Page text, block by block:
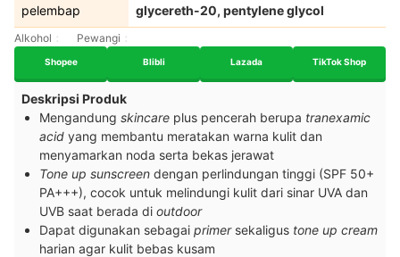
pelembap
glycereth-20, pentylene glycol
Alkohol Pewangi
Shopee Blibli Lazada TikTok Shop
Deskripsi Produk
Mengandung skincare plus pencerah berupa tranexamic
acid yang membantu meratakan warna kulit dan
menyamarkan noda serta bekas jerawat
Tone up sunscreen dengan perlindungan tinggi (SPF 50+
PA+++), cocok untuk melindungi kulit dari sinar UVA dan
UVB saat berada di outdoor
Dapat digunakan sebagai primer sekaligus tone up cream
harian agar kulit bebas kusam